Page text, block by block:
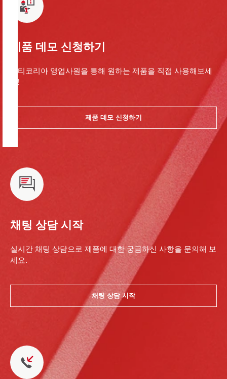
제품 데모 신청하기
힐티코리아 영업사원을 통해 원하는 제품을 직접 사용해보세
요!
제품 데모 신청하기
채팅 상담 시작
실시간 채팅 상담으로 제품에 대한 궁금하신 사항을 문의해 보
세요.
채팅 상담 시작